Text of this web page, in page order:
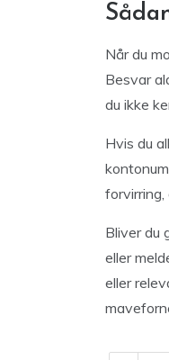
Når du
Besvar
du ikke
Hvis du
Bliver du
eller
eller